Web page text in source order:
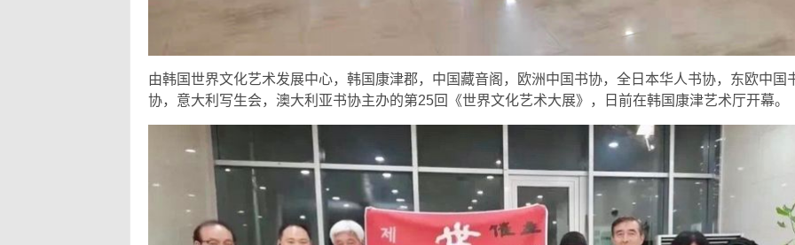
由韩国世界文化艺术发展中心，韩国康津郡，中国藏音阁，欧洲中国书协，全日本华人书协，东欧中国
协，意大利写生会，澳大利亚书协主办的第25回《世界文化艺术大展》，日前在韩国康津艺术厅开幕。